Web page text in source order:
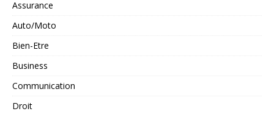
Assurance
Auto/Moto
Bien-Etre
Business
Communication
Droit